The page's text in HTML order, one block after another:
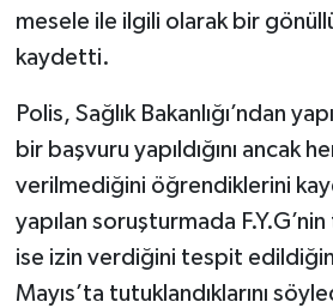
mesele ile ilgili olarak bir
kaydetti.
Polis, Sağlık Bakanlığı’ndan
bir başvuru yapıldığını ancak
verilmediğini öğrendiklerini
yapılan soruşturmada
ise izin verdiğini tespit
Mayıs’ta tutuklandıklarını